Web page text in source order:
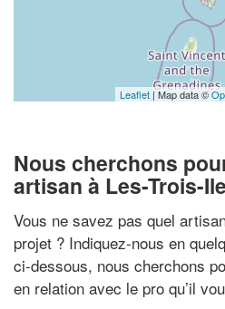
Leaflet | Map data ©
Nous cherchons
artisan à Les-Trois-
Vous ne savez pas quel
projet ? Indiquez-nous en
ci-dessous, nous cherchons
en relation avec le pro qu’il